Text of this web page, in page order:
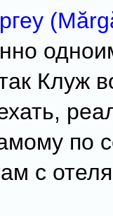
Клуж
по
с